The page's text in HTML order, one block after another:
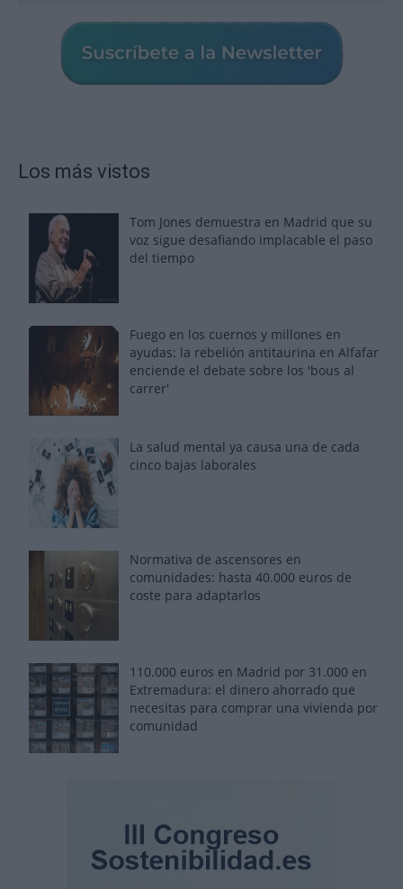
Los más vistos
Tom Jones demuestra en Madrid que su
voz sigue desafiando implacable el paso
del tiempo
Fuego en los cuernos y millones en
ayudas: la rebelión antitaurina en Alfafar
enciende el debate sobre los 'bous al
carrer'
La salud mental ya causa una de cada
cinco bajas laborales
Normativa de ascensores en
comunidades: hasta 40.000 euros de
coste para adaptarlos
110.000 euros en Madrid por 31.000 en
Extremadura: el dinero ahorrado que
necesitas para comprar una vivienda por
comunidad